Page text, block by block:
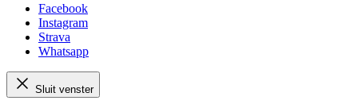
Facebook
Instagram
Strava
Whatsapp
Sluit venster